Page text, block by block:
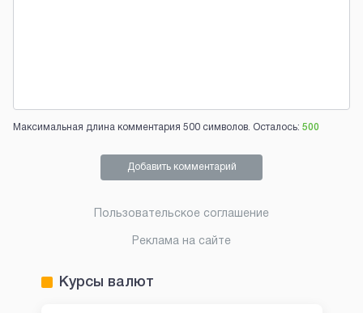
Максимальная длина комментария 500 символов. Осталось: 500
Добавить комментарий
Пользовательское соглашение
Реклама на сайте
Курсы валют